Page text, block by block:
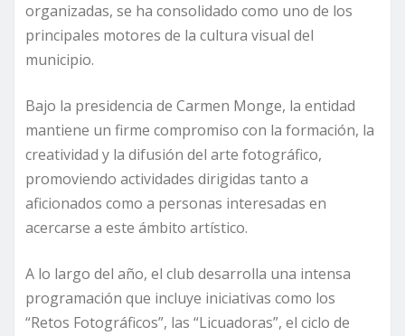
organizadas, se ha consolidado como uno de los
principales motores de la cultura visual del
municipio.
Bajo la presidencia de Carmen Monge, la entidad
mantiene un firme compromiso con la formación, la
creatividad y la difusión del arte fotográfico,
promoviendo actividades dirigidas tanto a
aficionados como a personas interesadas en
acercarse a este ámbito artístico.
A lo largo del año, el club desarrolla una intensa
programación que incluye iniciativas como los
“Retos Fotográficos”, las “Licuadoras”, el ciclo de